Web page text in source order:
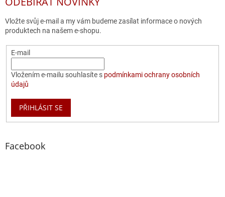
Vložte svůj e-mail a my vám budeme zasílat informace o nových
produktech na našem e-shopu.
E-mail
Vložením e-mailu souhlasíte s podmínkami ochrany osobních
údajů
PŘIHLÁSIT SE
Facebook